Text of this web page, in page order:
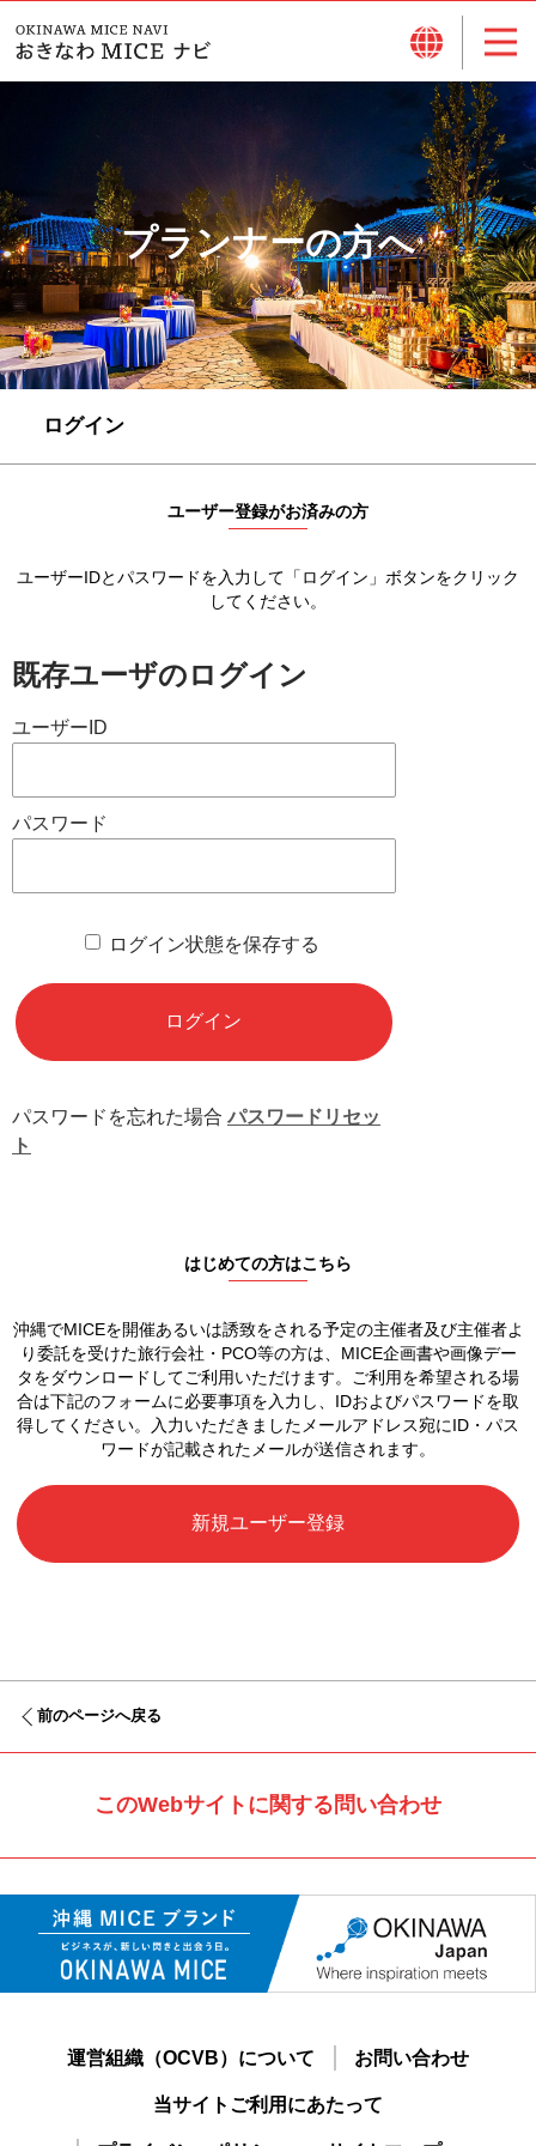
プランナーの方へ
ログイン
ユーザー登録がお済みの方
ユーザーIDとパスワードを入力して「ログイン」ボタンをクリック
してください。
既存ユーザのログイン
ユーザーID
パスワード
ログイン状態を保存する
パスワードを忘れた場合 パスワードリセッ
ト
はじめての方はこちら
沖縄でMICEを開催あるいは誘致をされる予定の主催者及び主催者よ
り委託を受けた旅行会社・PCO等の方は、 MICE企画書や画像デー
タをダウンロードしてご利用いただけます。
ご利用を希望される場
合は下記のフォームに必要事項を入力し、 IDおよびパスワードを取
得してください。
入力いただきましたメールアドレス宛にID・パス
ワードが記載されたメールが送信されます。
新規ユーザー登録
前のページへ戻る
このWebサイトに関する問い合わせ
運営組織（OCVB）について お問い合わせ
当サイトご利用にあたって